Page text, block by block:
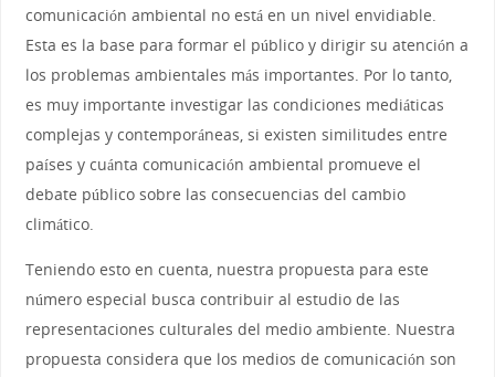
comunicación ambiental no está en un nivel envidiable.
Esta es la base para formar el público y dirigir su atención a
los problemas ambientales más importantes. Por lo tanto,
es muy importante investigar las condiciones mediáticas
complejas y contemporáneas, si existen similitudes entre
países y cuánta comunicación ambiental promueve el
debate público sobre las consecuencias del cambio
climático.
Teniendo esto en cuenta, nuestra propuesta para este
número especial busca contribuir al estudio de las
representaciones culturales del medio ambiente. Nuestra
propuesta considera que los medios de comunicación son